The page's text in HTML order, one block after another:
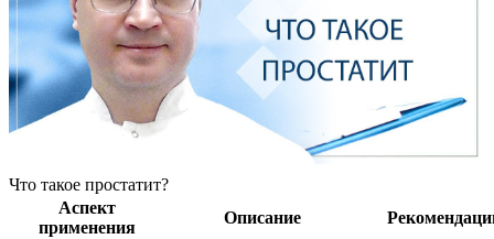
Что такое простатит?
Аспект
применения
Описание